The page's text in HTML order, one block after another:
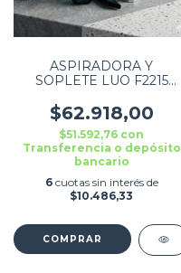
ASPIRADORA Y
SOPLETE LUO F2215
CEPILLO
$62.918,00
$51.592,76 con
Transferencia o depósito
bancario
6 cuotas sin interés de
$10.486,33